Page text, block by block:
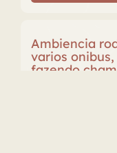
Ambiencia
varios
fazendo